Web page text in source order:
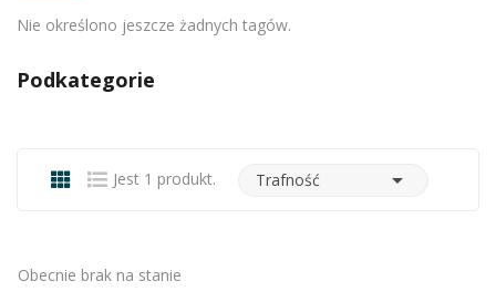
Nie określono jeszcze żadnych tagów.
Podkategorie
Jest 1 produkt. Trafność 
Obecnie brak na stanie